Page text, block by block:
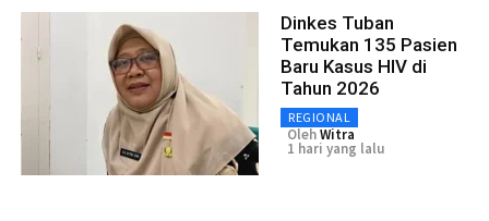
Dinkes Tuban
Temukan 135 Pasien
Baru Kasus HIV di
Tahun 2026
REGIONAL
OlehWitra
1 hari yang lalu